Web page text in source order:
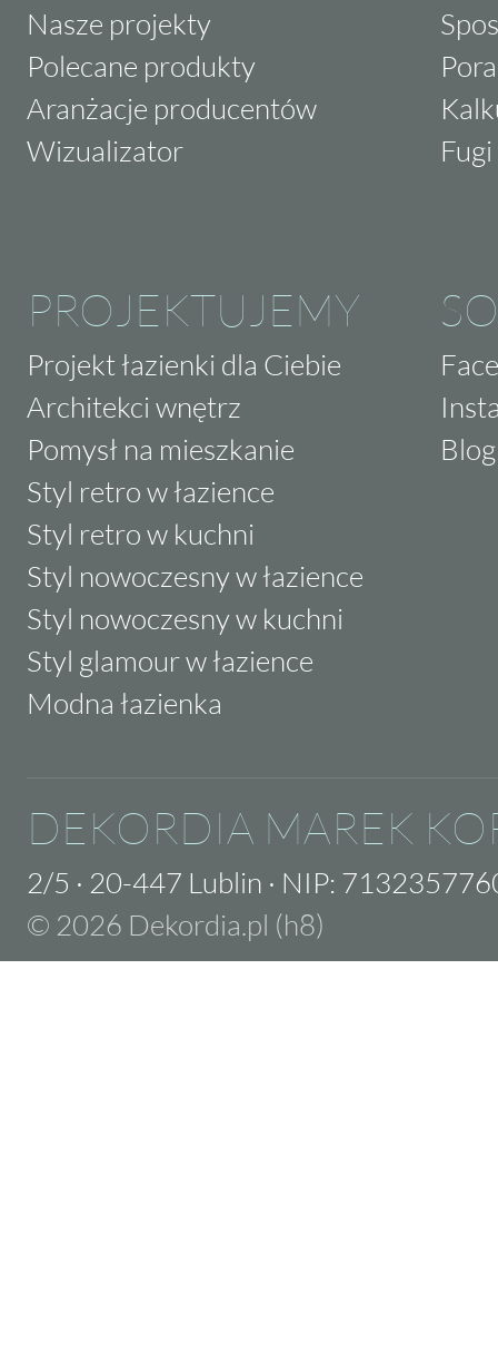
Nasze projekty
Polecane produkty
Aranżacje producentów
Wizualizator
PROJEKTUJEMY
Projekt łazienki dla Ciebie
Architekci wnętrz
Pomysł na mieszkanie
Styl retro w łazience
Styl retro w kuchni
Styl nowoczesny w łazience
Styl nowoczesny w kuchni
Styl glamour w łazience
Modna łazienka
Blog
DEKORDIA MAREK
2/5 · 20-447 Lublin · NIP:
© 2026 Dekordia.pl (h8)